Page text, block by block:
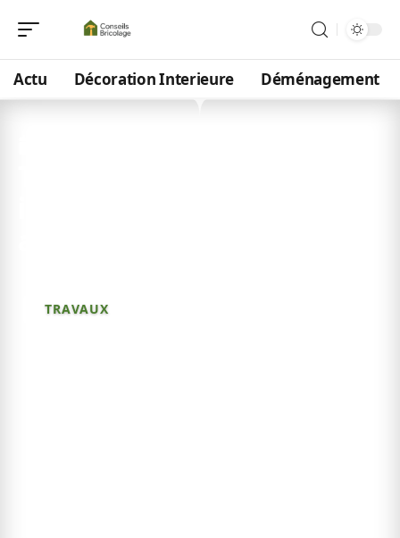
Actu Décoration Interieure Déménagement
TRAVAUX